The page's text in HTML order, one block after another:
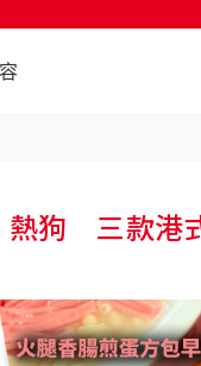
熱狗 三款港